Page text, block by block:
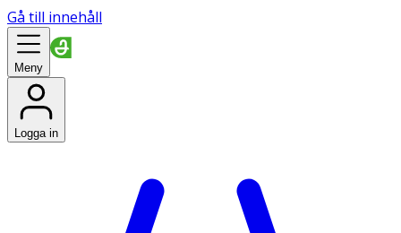
Gå till innehåll
Meny
Logga in